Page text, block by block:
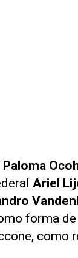
Paloma
Ariel
forma
como